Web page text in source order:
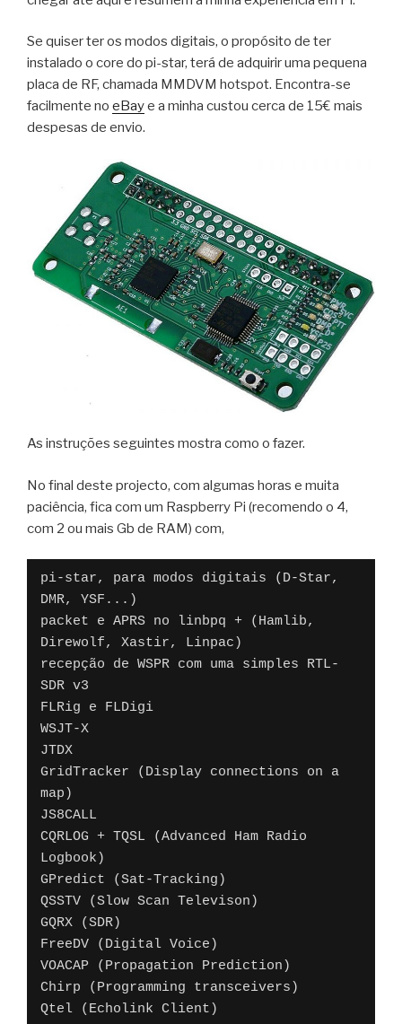
Se quiser ter os modos digitais, o propósito de ter
instalado o core do pi-star, terá de adquirir uma pequena
placa de RF, chamada MMDVM hotspot. Encontra-se
facilmente no eBaye a minha custou cerca de 15€ mais
despesas de envio.
As instruções seguintes mostra como o fazer.
No final deste projecto, com algumas horas e muita
paciência, fica com um Raspberry Pi (recomendo o 4,
com 2 ou mais Gb de RAM) com,
pi-star, para modos digitais (D-Star,
DMR, YSF...)
packet e APRS no linbpq + (Hamlib,
Direwolf, Xastir, Linpac)
recepção de WSPR com uma simples RTL-
SDR v3
FLRig e FLDigi
WSJT-X
JTDX
GridTracker (Display connections on a
map)
JS8CALL
CQRLOG + TQSL (Advanced Ham Radio
Logbook)
GPredict (Sat-Tracking)
QSSTV (Slow Scan Televison)
GQRX (SDR)
FreeDV (Digital Voice)
VOACAP (Propagation Prediction)
Chirp (Programming transceivers)
Qtel (Echolink Client)